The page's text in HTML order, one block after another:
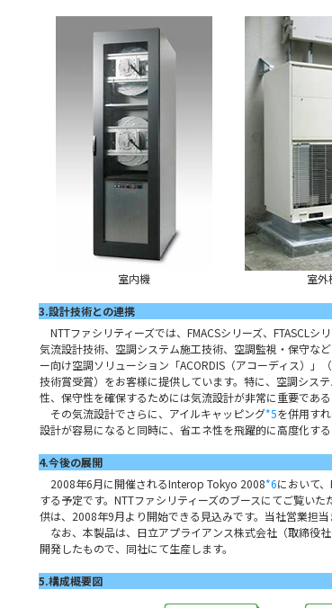
室内機 室外
3.設計技術との連携
NTTファシリティーズでは、FMACSシリーズ、FTASCLシ
気流設計技術、空調システム施工技術、空調監視・保守な
ー向け空調ソリューション「ACORDIS（アコーディス）」
技術賞受賞）をお客様に提供しています。特に、空調シス
性、保守性を確保するためには気流設計が非常に重要である
その気流設計でさらに、アイルキャッピング*5を併用す
設計が容易になると同時に、省エネ性を飛躍的に高度化する
4.今後の展開
2008年6月に開催されるInterop Tokyo 2008*6において
する予定です。NTTファシリティーズのブースにてご覧いた
供は、2008年9月より開始できる見込みです。当社営業担当
なお、本製品は、日立アプライアンス株式会社（取締役
開発したもので、同社にて生産します。
5.構成概要図